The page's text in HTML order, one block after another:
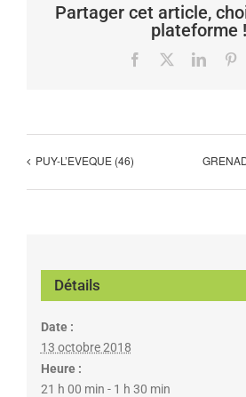
Partager cet article,
plateforme !
Facebook
PUY-L’EVEQUE (46)
Détails
Date :
13 octobre 2018
Heure :
21 h 00 min - 1 h 30 min